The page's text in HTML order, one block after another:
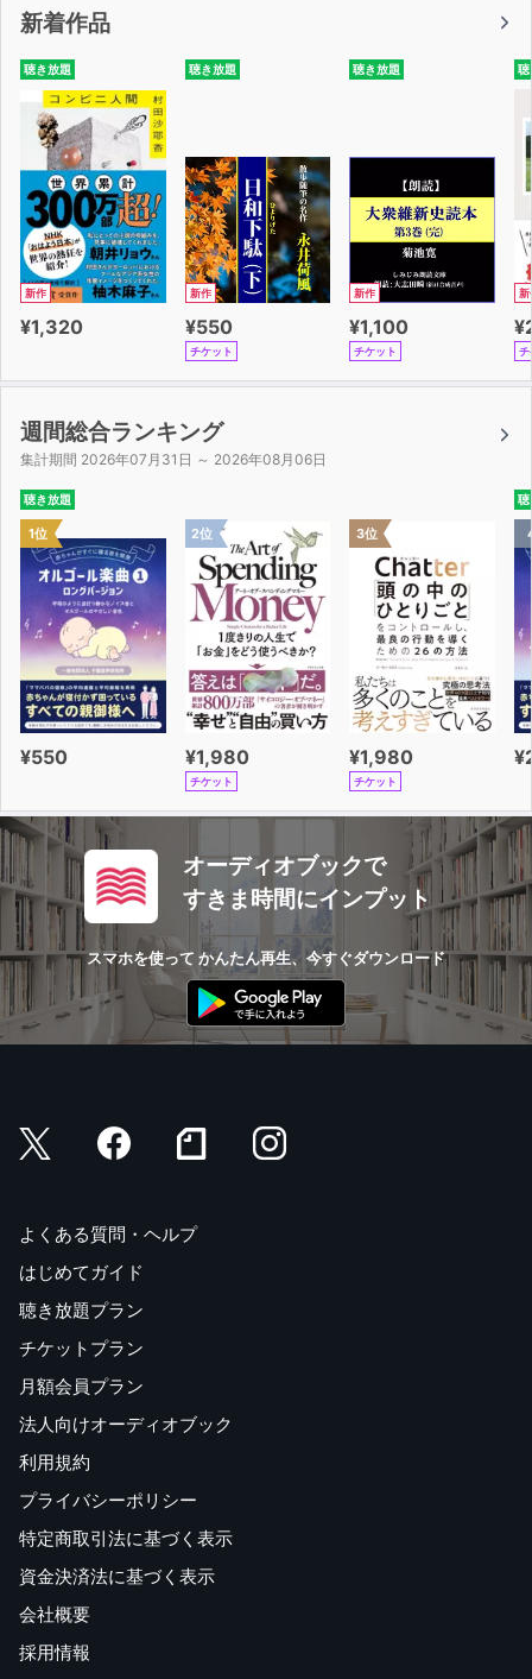
【こんな方におすすめ】
・このまま今の働き方でいいのか不安を感じている。
・十分な経験や資格、職歴を持っていない気がする。
・転職や独立に興味があるが、スキル不足を感じている。
・仕事と家事・育児の両立に限界を感じている。
・小１の壁、小４の壁を前に今後の子育てに不安を感じて
いる。
・定年後の第２の人生に不安を感じている。
はじめに 残りの人生も今の積み重ねでいい？
第３章 「40歳の壁」を越える自分業の始め方（準備編）
第４章 「40歳の壁」を越える自分業の育て方（実践編）
第５章 「40歳の壁」試行錯誤とその先の変化
おわりに 「40歳の壁」にぶつかっているあなたへ
購入者限定ダウンロード特典
・本書は、著者が自費出版したKindle書籍『サバティカル
タイム 「40歳の壁」を越える戦略的休暇のすすめ ～FIRE
ではなく働き続ける生き方～』に大幅に加筆修正を加えて
新たに出版するものです。
新着作品
聴き放題
新作
¥1,320
聴き放題
新作
¥550
チケット
聴き放題
新作
¥1,100
チケット
聴
新
チ
週間総合ランキング
集計期間 2026年07月31日 ～ 2026年08月06日
聴き放題
1位
¥550
2位
¥1,980
チケット
3位
¥1,980
チケット
聴
オーディオブックで
すきま時間にインプット
スマホを使って かんたん再生、今すぐダウンロード
よくある質問・ヘルプ
はじめてガイド
聴き放題プラン
チケットプラン
月額会員プラン
法人向けオーディオブック
利用規約
プライバシーポリシー
特定商取引法に基づく表示
資金決済法に基づく表示
会社概要
採用情報